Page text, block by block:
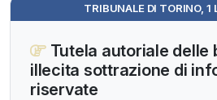
TRIBUNALE DI TORINO, 1
Tutela autoriale delle
illecita sottrazione di
riservate